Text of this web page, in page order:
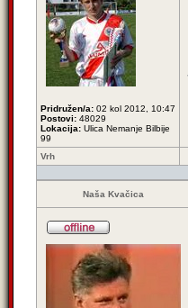
Pridružen/a: 02 kol 2012, 10:47
Postovi: 48029
Lokacija: Ulica Nemanje Bilbije
99
Vrh
Naša Kvačica